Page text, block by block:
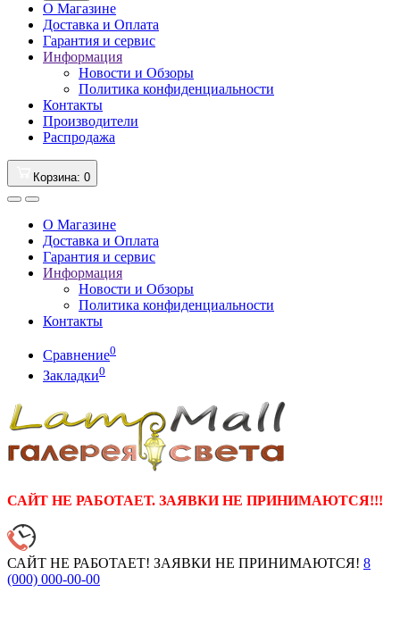
О Магазине
Доставка и Оплата
Гарантия и сервис
Информация
Новости и Обзоры
Политика конфиденциальности
Контакты
Производители
Распродажа
Корзина: 0
О Магазине
Доставка и Оплата
Гарантия и сервис
Информация
Новости и Обзоры
Политика конфиденциальности
Контакты
Сравнение0
Закладки0
САЙТ НЕ РАБОТАЕТ. ЗАЯВКИ НЕ ПРИНИМАЮТСЯ!!!
САЙТ НЕ РАБОТАЕТ! ЗАЯВКИ НЕ ПРИНИМАЮТСЯ! 8
(000) 000-00-00